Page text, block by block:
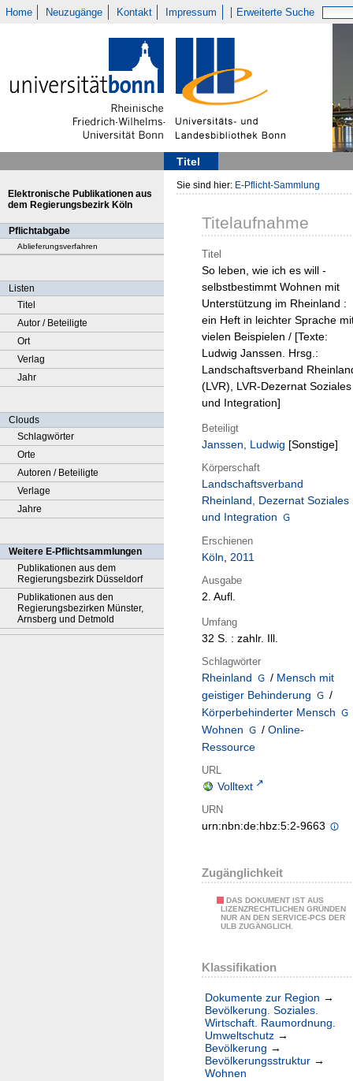
Home Neuzugänge Kontakt Impressum Erweiterte Suche
Titel
Elektronische Publikationen aus
dem Regierungsbezirk Köln
Pflichtabgabe
Ablieferungsverfahren
Listen
Titel
Autor / Beteiligte
Ort
Verlag
Jahr
Clouds
Schlagwörter
Orte
Autoren / Beteiligte
Verlage
Jahre
Weitere E-Pflichtsammlungen
Publikationen aus dem
Regierungsbezirk Düsseldorf
Publikationen aus den
Regierungsbezirken Münster,
Arnsberg und Detmold
Sie sind hier: E-Pflicht-Sammlung
Titelaufnahme
Titel
So leben, wie ich es will -
selbstbestimmt Wohnen mit
Unterstützung im Rheinland :
ein Heft in leichter Sprache
vielen Beispielen / [Texte:
Ludwig Janssen. Hrsg.:
Landschaftsverband
(LVR), LVR-Dezernat Soziales
und Integration]
Beteiligt
Janssen, Ludwig [Sonstige]
Körperschaft
Landschaftsverband
Rheinland, Dezernat Soziales
und Integration
Erschienen
Köln, 2011
Ausgabe
2. Aufl.
Umfang
32 S. : zahlr. Ill.
Schlagwörter
Rheinland / Mensch mit
geistiger Behinderung
/
Körperbehinderter Mensch
Wohnen
/ Online-
Ressource
URL
Volltext
URN
urn:nbn:de:hbz:5:2-9663
Zugänglichkeit
DAS DOKUMENT IST AUS
LIZENZRECHTLICHEN GRÜNDEN
NUR AN DEN SERVICE-PCS DER
ULB ZUGÄNGLICH.
Klassifikation
Dokumente zur Region →
Bevölkerung. Soziales.
Wirtschaft. Raumordnung.
Umweltschutz →
Bevölkerung →
Bevölkerungsstruktur →
Wohnen